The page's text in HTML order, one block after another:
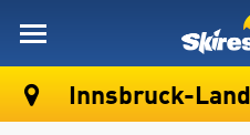
Innsbruck-Land